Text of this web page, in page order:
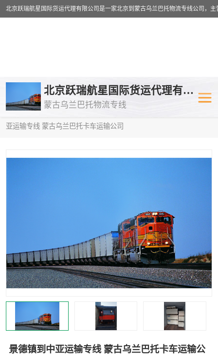
北京跃瑞航星国际货运代理有限公司
蒙古乌兰巴托物流专线
亚运输专线 蒙古乌兰巴托卡车运输公司
景德镇到中亚运输专线 蒙古乌兰巴托卡车运输公
乌兰巴托物流专线 乌兰巴托铁
乌兰巴托公路运输
中欧班列
蒙古乌兰巴托双清包税 蒙古乌兰巴